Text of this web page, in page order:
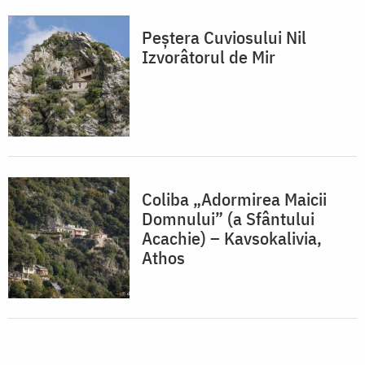
Peștera Cuviosului Nil
Izvorâtorul de Mir
Coliba „Adormirea Maicii
Domnului” (a Sfântului
Acachie) – Kavsokalivia,
Athos